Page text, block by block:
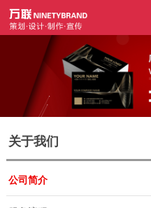
关于我们
公司简介